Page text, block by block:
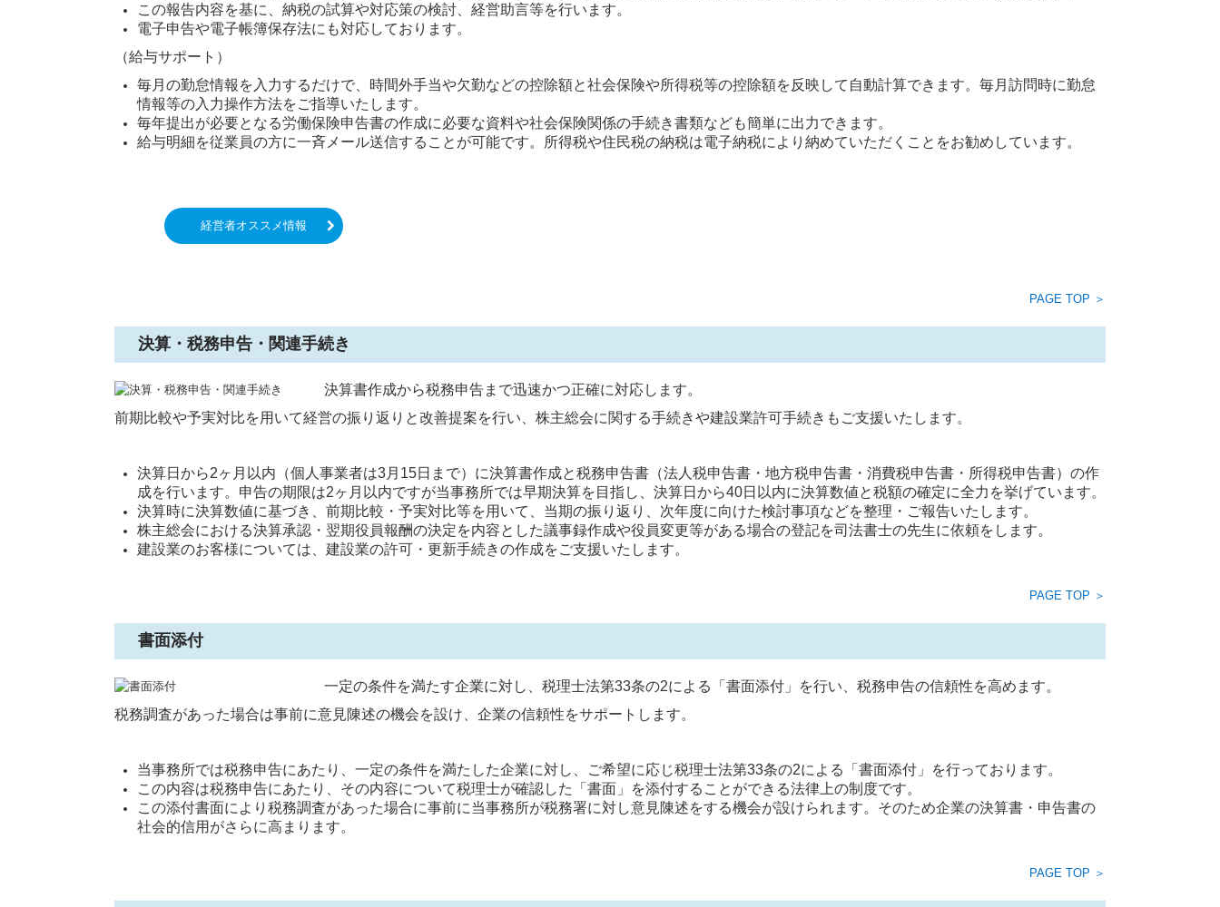
この報告内容を基に、納税の試算や対応策の検討、経営助言等を行います。
電子申告や電子帳簿保存法にも対応しております。
（給与サポート）
毎月の勤怠情報を入力するだけで、時間外手当や欠勤などの控除額と社会保険や所得税等の控除額を反映して自動計算できます。毎月訪問時に勤怠
情報等の入力操作方法をご指導いたします。
毎年提出が必要となる労働保険申告書の作成に必要な資料や社会保険関係の手続き書類なども簡単に出力できます。
給与明細を従業員の方に一斉メール送信することが可能です。所得税や住民税の納税は電子納税により納めていただくことをお勧めしています。
経営者オススメ情報
PAGE TOP ＞
決算・税務申告・関連手続き
決算書作成から税務申告まで迅速かつ正確に対応します。
前期比較や予実対比を用いて経営の振り返りと改善提案を行い、株主総会に関する手続きや建設業許可手続きもご支援いたします。
決算日から2ヶ月以内（個人事業者は3月15日まで）に決算書作成と税務申告書（法人税申告書・地方税申告書・消費税申告書・所得税申告書）の作
成を行います。申告の期限は2ヶ月以内ですが当事務所では早期決算を目指し、決算日から40日以内に決算数値と税額の確定に全力を挙げています。
決算時に決算数値に基づき、前期比較・予実対比等を用いて、当期の振り返り、次年度に向けた検討事項などを整理・ご報告いたします。
株主総会における決算承認・翌期役員報酬の決定を内容とした議事録作成や役員変更等がある場合の登記を司法書士の先生に依頼をします。
建設業のお客様については、建設業の許可・更新手続きの作成をご支援いたします。
PAGE TOP ＞
書面添付
一定の条件を満たす企業に対し、税理士法第33条の2による「書面添付」を行い、税務申告の信頼性を高めます。
税務調査があった場合は事前に意見陳述の機会を設け、企業の信頼性をサポートします。
当事務所では税務申告にあたり、一定の条件を満たした企業に対し、ご希望に応じ税理士法第33条の2による「書面添付」を行っております。
この内容は税務申告にあたり、その内容について税理士が確認した「書面」を添付することができる法律上の制度です。
この添付書面により税務調査があった場合に事前に当事務所が税務署に対し意見陳述をする機会が設けられます。そのため企業の決算書・申告書の
社会的信用がさらに高まります。
PAGE TOP ＞